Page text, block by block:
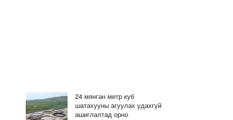
24 мянган метр куб
шатахууны агуулах удахгүй
ашиглалтад орно